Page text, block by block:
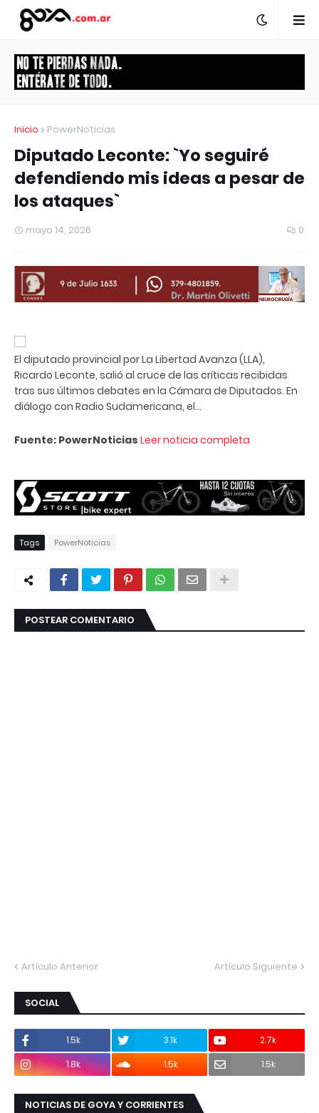
Inicio PowerNoticias
Diputado Leconte: `Yo seguiré
defendiendo mis ideas a pesar de
los ataques`
mayo 14, 2026 0
El diputado provincial por La Libertad Avanza (LLA),
Ricardo Leconte, salió al cruce de las críticas recibidas
tras sus últimos debates en la Cámara de Diputados. En
diálogo con Radio Sudamericana, el...
Fuente: PowerNoticias Leer noticia completa
Tags PowerNoticias
POSTEAR COMENTARIO
Artículo Anterior Artículo Siguiente
SOCIAL
1.5k 3.1k
2.7k
1.8k
1.5k 1.5k
NOTICIAS DE GOYA Y CORRIENTES